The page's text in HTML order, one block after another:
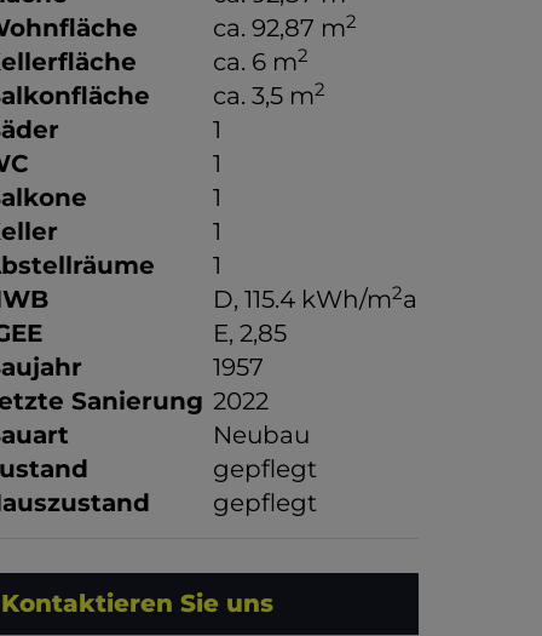
ca. 92,87 m2
ca. 6 m2
ca. 3,5 m2
1
1
1
1
1
D, 115.4 kWh/m2a
E, 2,85
1957
Sanierung 2022
Neubau
gepflegt
gepflegt
Kontaktieren Sie uns